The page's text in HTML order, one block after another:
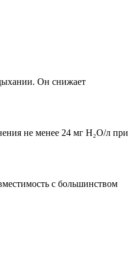
Он снижает
не менее 24 мг H₂O/л при
с большинством